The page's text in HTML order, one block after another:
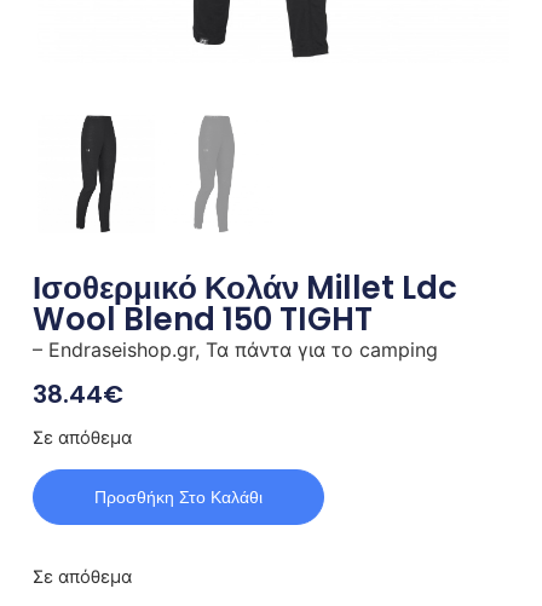
Ισοθερμικό Κολάν Millet Ldc
Wool Blend 150 TIGHT
– Endraseishop.gr, Τα πάντα για το camping
38.44€
Σε απόθεμα
Προσθήκη Στο Καλάθι
Σε απόθεμα